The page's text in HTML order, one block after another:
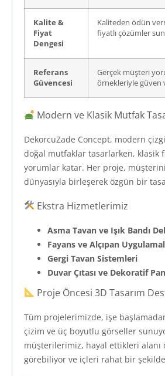
Kalite &
Fiyat
Dengesi
Kaliteden ödün
fiyatlı çözümler
Referans
Güvencesi
Gerçek müşteri
örnekleriyle güven
Modern ve Klasik Mutfak
DekorcuZade Concept, modern
doğal mutfaklar tasarlarken, klasik
yorumlar katar. Her proje,
dünyasıyla birleşerek özgün bir
Ekstra Hizmetlerimiz
Asma Tavan ve Işık Bandı
Fayans ve Alçıpan
Gergi Tavan Sistemleri
Duvar Çıtası ve Dekoratif
Proje Öncesi 3D Tasarım
Tüm projelerimizde, işe
çizim ve üç boyutlu görseller
müşterilerimiz, hayal ettikleri alanı
görebiliyor ve içleri rahat bir